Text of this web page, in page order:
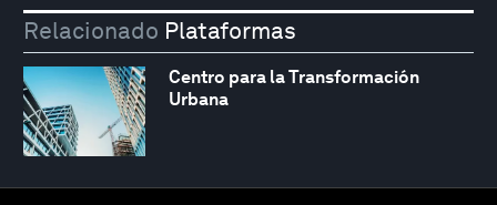
Relacionado Plataformas
Centro para la Transformación
Urbana